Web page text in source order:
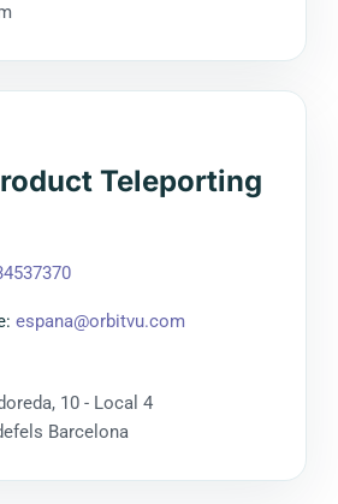
Teleporting
: espana@orbitvu.com
10 - Local 4
Barcelona